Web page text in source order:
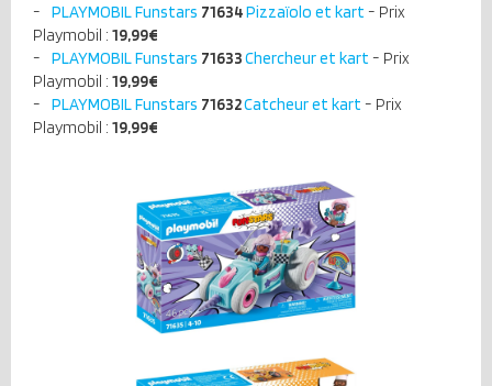
PLAYMOBIL Funstars 71634Pizzaïolo et kart - Prix
Playmobil : 19,99€
PLAYMOBIL Funstars 71633Chercheur et kart - Prix
Playmobil : 19,99€
PLAYMOBIL Funstars 71632Catcheur et kart - Prix
Playmobil : 19,99€